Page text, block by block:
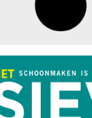
Best
Dagblad
augustus 2,
‘Nieuwe
moet veilige